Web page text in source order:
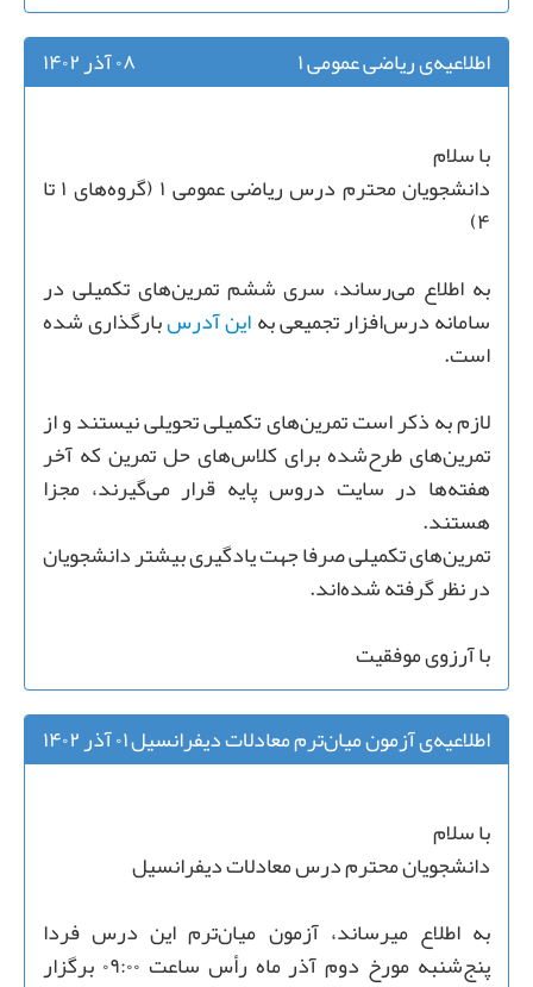
اطلاعیه‌ی ریاضی عمومی ۱
۰۸ آذر ۱۴۰۲
با سلام
دانشجویان محترم درس ریاضی عمومی ۱ (گروه‌های ۱ تا
۴)
به اطلاع می‌رساند، سری ششم تمرین‌های تکمیلی در
سامانه درس‌افزار تجمیعی بهاین آدرسبارگذاری شده
است.
لازم به ذکر است تمرین‌های تکمیلی تحویلی نیستند و از
تمرین‌های طرح‌شده برای کلاس‌های حل تمرین که آخر
هفته‌ها در سایت دروس پایه قرار می‌گیرند، مجزا
هستند.
تمرین‌های تکمیلی صرفا جهت یادگیری بیشتر دانشجویان
در نظر گرفته شده‌‌اند.
با آرزوی موفقیت
اطلاعیه‌ی آزمون میان‌ترم معادلات دیفرانسیل۰۱ آذر ۱۴۰۲
با سلام
دانشجویان محترم درس معادلات دیفرانسیل
به اطلاع میرساند، آزمون میان‌ترم این درس فردا
پنج‌شنبه مورخ دوم آذر ماه رأس ساعت ۰۹:۰۰ برگزار